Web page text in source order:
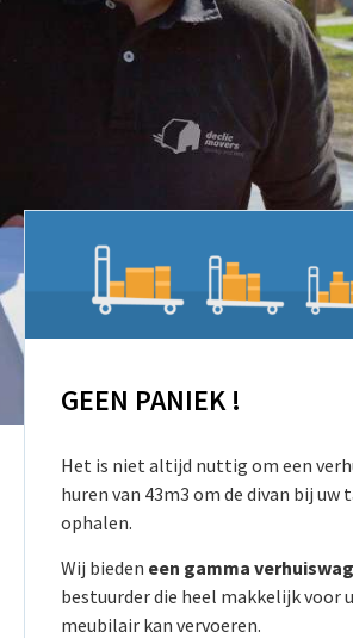
GEEN PANIEK !
Het is niet altijd nuttig om een
huren van 43m3 om de divan bij uw
ophalen.
Wij bieden een gamma
bestuurder die heel makkelijk voor
meubilair kan vervoeren.